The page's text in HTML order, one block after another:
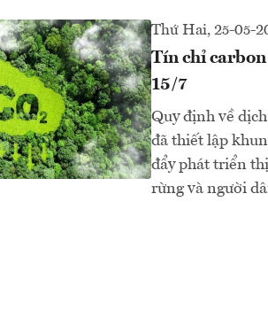
Thứ Hai, 25-05-
Tín chỉ
15/7
Quy định về
đã thiết lập
đẩy phát triển
rừng và người